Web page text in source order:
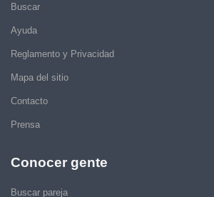
Buscar
Ayuda
Reglamento y Privacidad
Mapa del sitio
Contacto
Prensa
Conocer gente
Buscar pareja